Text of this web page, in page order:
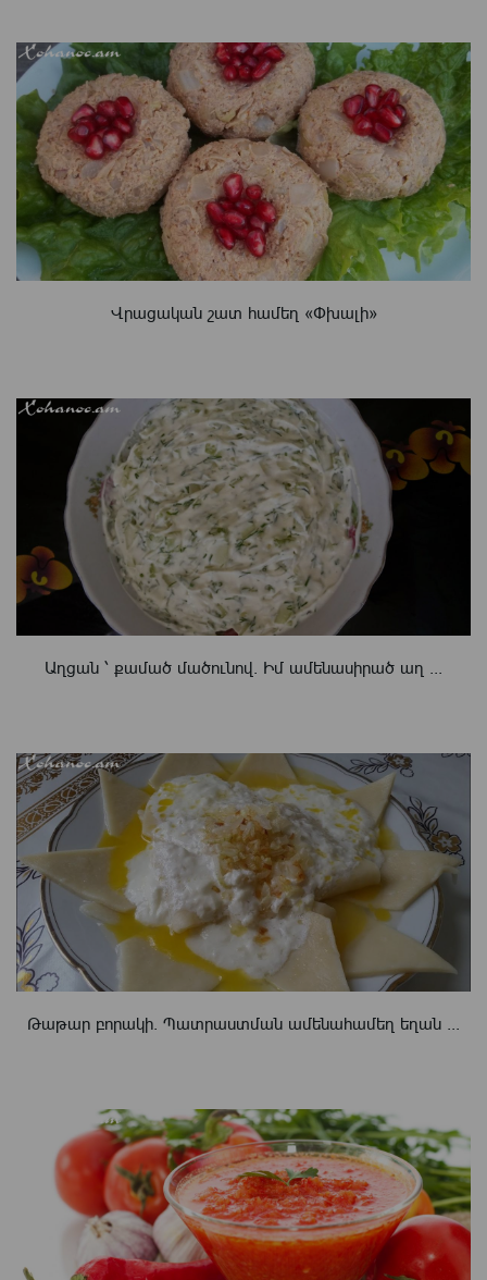
Վրացական շատ համեղ «Փխալի»
Աղցան ՝ քամած մածունով. Իմ ամենասիրած աղ ...
Թաթար բորակի. Պատրաստման ամենահամեղ եղան ...